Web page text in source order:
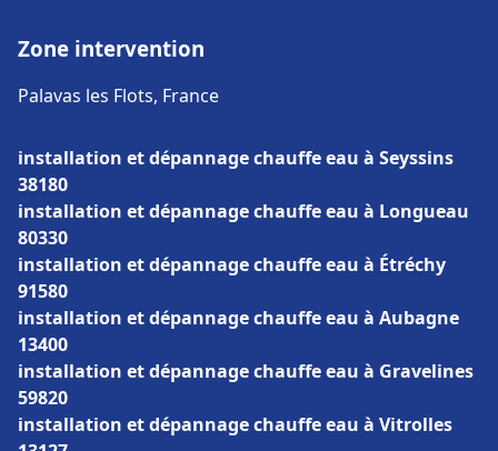
Zone intervention
Palavas les Flots, France
installation et dépannage chauffe eau à Seyssins
38180
installation et dépannage chauffe eau à Longueau
80330
installation et dépannage chauffe eau à Étréchy
91580
installation et dépannage chauffe eau à Aubagne
13400
installation et dépannage chauffe eau à Gravelines
59820
installation et dépannage chauffe eau à Vitrolles